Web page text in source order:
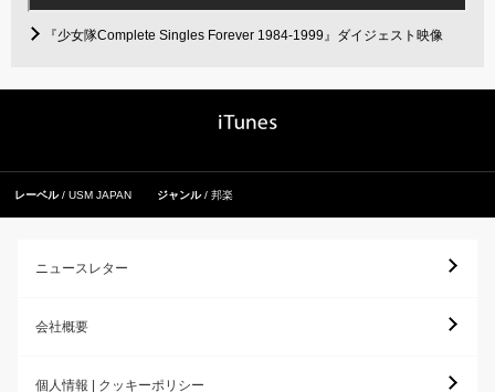
『少女隊Complete Singles Forever 1984-1999』ダイジェスト映像
レーベル USM JAPAN ジャンル 邦楽
ニュースレター
会社概要
個人情報 | クッキーポリシー